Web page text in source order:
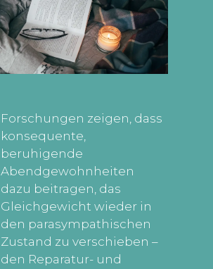
Forschungen zeigen, dass
konsequente,
beruhigende
Abendgewohnheiten
dazu beitragen, das
Gleichgewicht wieder in
den parasympathischen
Zustand zu verschieben –
den Reparatur- und